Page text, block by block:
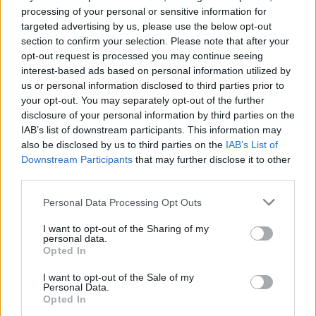
processing of your personal or sensitive information for
targeted advertising by us, please use the below opt-out
section to confirm your selection. Please note that after your
opt-out request is processed you may continue seeing
interest-based ads based on personal information utilized by
us or personal information disclosed to third parties prior to
your opt-out. You may separately opt-out of the further
disclosure of your personal information by third parties on the
IAB’s list of downstream participants. This information may
also be disclosed by us to third parties on the IAB’s List of
Downstream Participants that may further disclose it to other
Please note that this website/app uses one or more Google
not limited to your visit or usage behaviour. You may click to
grant or deny consent to Google and its third-party tags to
use your data for below specified purposes in below Google
consent section.
Personal Data Processing Opt Outs
I want to opt-out of the Sharing of my
personal data.
Opted In
I want to opt-out of the Sale of my
Personal Data.
Opted In
A mobiljuk rootolásával játsszák
ki a diktatúrát az észak-koreaiak
PCW.lite| 2022.04.29 17:29
Észak-Koreának segített volna
egy kriptopénzszakértő, börtön
lett a vége
bronson.men| 2022.04.14 04:19
Észak-koreai hackerek támadták
meg, bosszúból lekapcsolta a
PCW.lite| 2022.02.03 19:01
A Windows sebezhetőségét is